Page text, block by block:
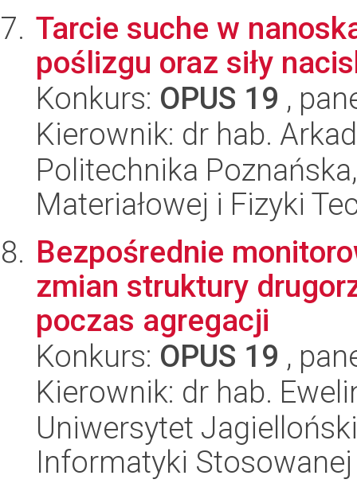
Tarcie suche w
poślizgu oraz siły
Konkurs: OPUS 19 ,
Kierownik: dr hab.
Politechnika
Materiałowej i Fizyki
Bezpośrednie
zmian struktury
poczas agregacji
Konkurs: OPUS 19 ,
Kierownik: dr hab.
Uniwersytet
Informatyki Stosowanej